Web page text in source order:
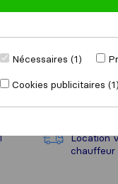
avec d'autres
Location
chauffeur
Nécessaires (1)
Cookies publicitaires (1)